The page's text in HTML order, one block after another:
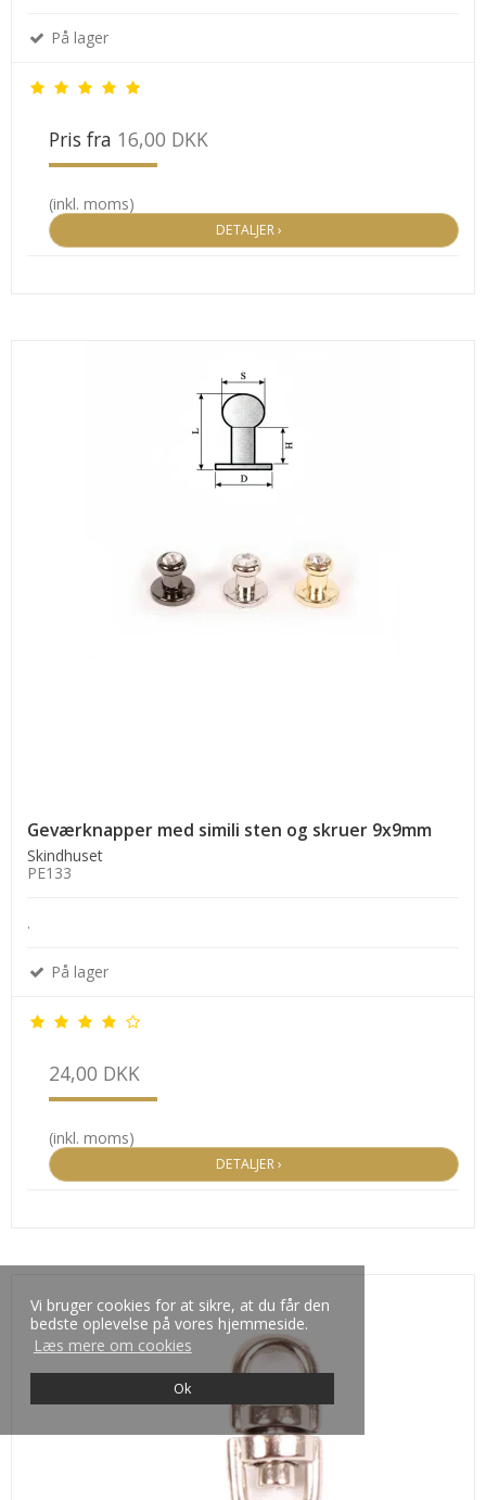
Vi bruger cookies for at sikre, at du får den
bedste oplevelse på vores hjemmeside.
Læs mere om cookies
Ok
På lager
Pris fra 16,00 DKK
(inkl. moms)
DETALJER ›
Geværknapper med simili sten og skruer 9x9mm
Skindhuset
PE133
.
På lager
24,00 DKK
(inkl. moms)
DETALJER ›